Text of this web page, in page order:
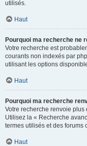
utilisés.
Haut
Pourquoi ma recherche ne
Votre recherche est
courants non indexés par
utilisant les options
Haut
Pourquoi ma recherche
Votre recherche renvoie
Utilisez la « Recherche
termes utilisés et des forums
Haut